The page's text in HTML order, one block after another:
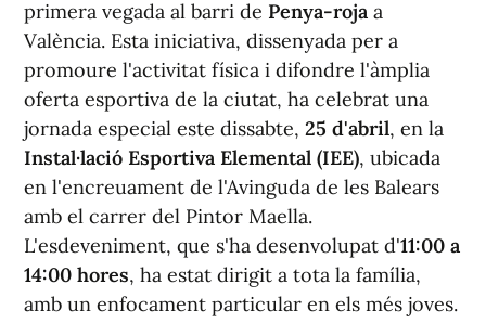
primera vegada al barri de Penya-roja a
València. Esta iniciativa, dissenyada per a
promoure l'activitat física i difondre l'àmplia
oferta esportiva de la ciutat, ha celebrat una
jornada especial este dissabte, 25 d'abril, en la
Instal·lació Esportiva Elemental (IEE), ubicada
en l'encreuament de l'Avinguda de les Balears
amb el carrer del Pintor Maella.
L'esdeveniment, que s'ha desenvolupat d'11:00 a
14:00 hores, ha estat dirigit a tota la família,
amb un enfocament particular en els més joves.